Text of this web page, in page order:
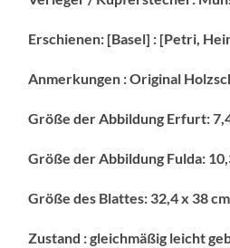
Erschienen: [Basel] : [Petri,
Anmerkungen : Original
Größe der Abbildung Erfurt:
Größe der Abbildung Fulda:
Größe des Blattes: 32,4 x 38 cm
Zustand : gleichmäßig leicht